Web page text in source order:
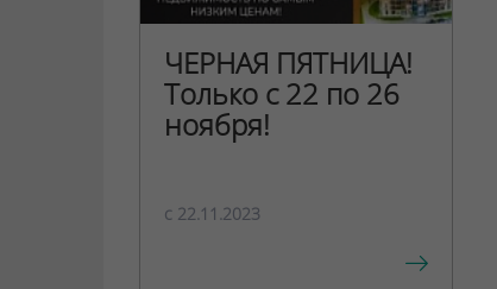
ЧЕРНАЯ ПЯТНИЦА!
Только с 22 по 26
ноября!
c 22.11.2023